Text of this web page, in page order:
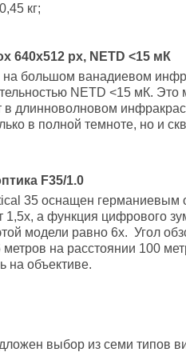
кг;
640x512 рх, NETD <15 мК
на большом ванадиевом
NETD <15 мК.
в длинноволновом
в полной темноте, но и
F35/1.0
35 оснащен
1,5x, а функция цифрового
модели равно 6х. Угол
на расстоянии 100
на объективе.
выбор из семи типов